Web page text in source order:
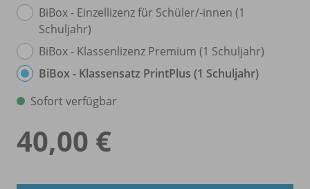
BiBox - Einzellizenz für Schüler/-innen (1
Schuljahr)
BiBox - Klassenlizenz Premium (1 Schuljahr)
BiBox - Klassensatz PrintPlus (1 Schuljahr)
Sofort verfügbar
40,00 €